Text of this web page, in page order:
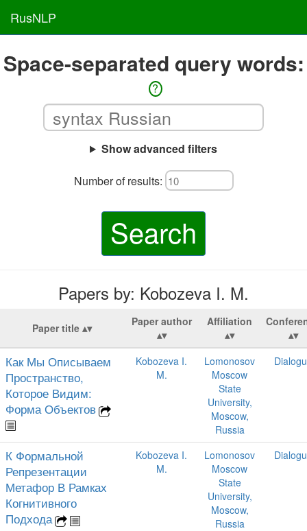
RusNLP
Space-separated query words:
?
Show advanced filters
Number of results:
Search
Papers by: Kobozeva I. M.
Paper title Paper author Affiliation
Как Мы Описываем
Пространство,
Которое Видим:
Форма Объектов
Kobozeva I.
M.
Lomonosov
Moscow
State
University,
Moscow,
Russia
К Формальной
Репрезентации
Метафор В Рамках
Когнитивного
Подхода
Kobozeva I.
M.
Lomonosov
Moscow
State
University,
Moscow,
Russia